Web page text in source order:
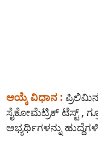
ಆಯ್ಕೆ ವಿಧಾನ :
ಸೈಕೋಮೆಟ್ರಿಕ್ ಟೆಸ್ಟ್ ,
ಅಭ್ಯರ್ಥಿಗಳನ್ನು